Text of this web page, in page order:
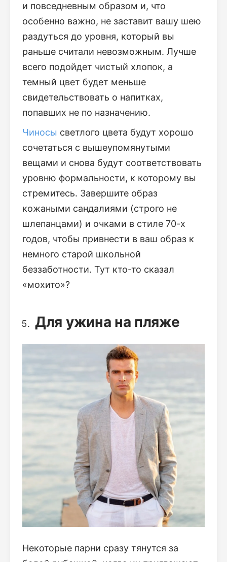
и повседневным образом и, что
особенно важно, не заставит вашу шею
раздуться до уровня, который вы
раньше считали невозможным. Лучше
всего подойдет чистый хлопок, а
темный цвет будет меньше
свидетельствовать о напитках,
попавших не по назначению.
Чиносы светлого цвета будут хорошо
сочетаться с вышеупомянутыми
вещами и снова будут соответствовать
уровню формальности, к которому вы
стремитесь. Завершите образ
кожаными сандалиями (строго не
шлепанцами) и очками в стиле 70-х
годов, чтобы привнести в ваш образ к
немного старой школьной
беззаботности. Тут кто-то сказал
«мохито»?
Для ужина на пляже
Некоторые парни сразу тянутся за